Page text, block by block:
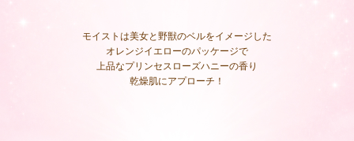
モイストは美⼥と野獣のベルをイメージした
オレンジイエローのパッケージで
上品なプリンセスローズハニーの香り
乾燥肌にアプローチ！